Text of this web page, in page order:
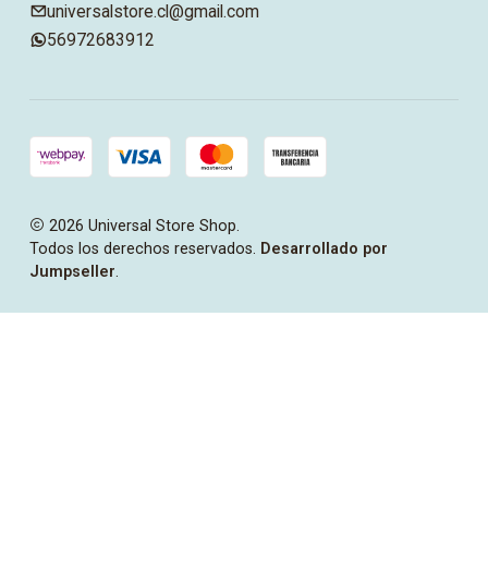
universalstore.cl@gmail.com
56972683912
2026 Universal Store Shop.
Todos los derechos reservados. Desarrollado por
Jumpseller.